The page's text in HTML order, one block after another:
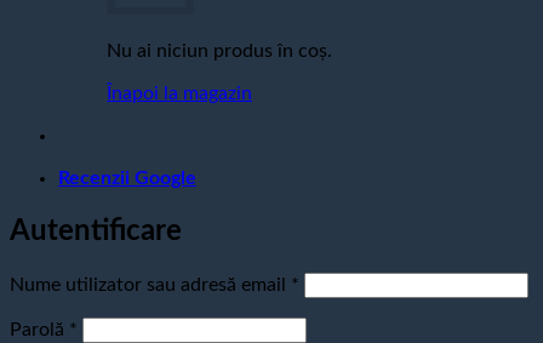
Nu ai niciun produs în coș.
Înapoi la magazin
Recenzii Google
Autentificare
Nume utilizator sau adresă email *
Parolă *